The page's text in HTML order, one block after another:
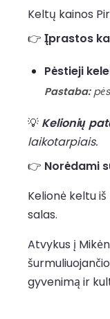
Keltų kainos
👉 Įprastos
Pėstieji
Pastaba:
💡 Kelionių
laikotarpiais.
👉 Norėdami
Kelionė keltu
salas.
Atvykus į
gyvenimą ir